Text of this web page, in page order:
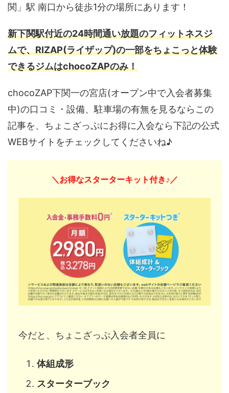
関」駅 南口から徒歩1分の場所にあります！
新下関駅付近の24時間通い放題のフィットネスジ
ムで、RIZAP(ライザップ)の一部をちょこっと体験
できるジムはchocoZAPのみ！
chocoZAP下関一の宮店(オープン中で入会者募集
中)の口コミ・設備、駐車場の有無を見るならこの
記事を、ちょこざっぷにお得に入会なら下記の公式
WEBサイトをチェックしてくださいね♪
＼お得なスターターキット付き♪／
今だと、ちょこざっぷ入会者全員に
体組成形
スターターブック